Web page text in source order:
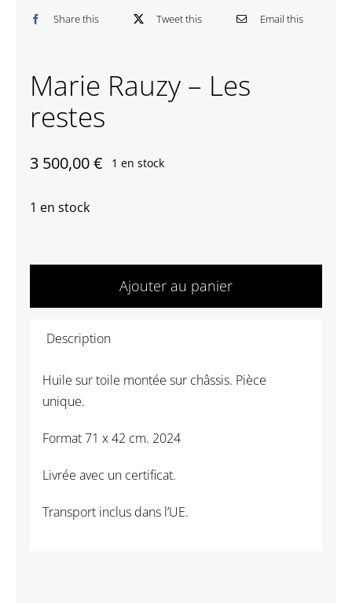
Share this Tweet this Email this
Marie Rauzy – Les
restes
3 500,00€ 1 en stock
1 en stock
de
restes
Ajouter au panier
Description
Huile sur toile montée sur châssis. Pièce
unique.
Format 71 x 42 cm. 2024
Livrée avec un certificat.
Transport inclus dans l’UE.